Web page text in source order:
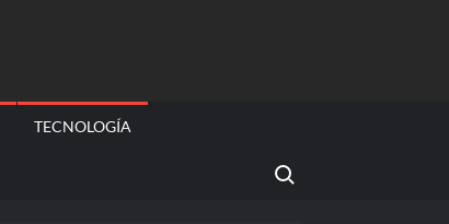
TECNOLOGÍA
Search for: